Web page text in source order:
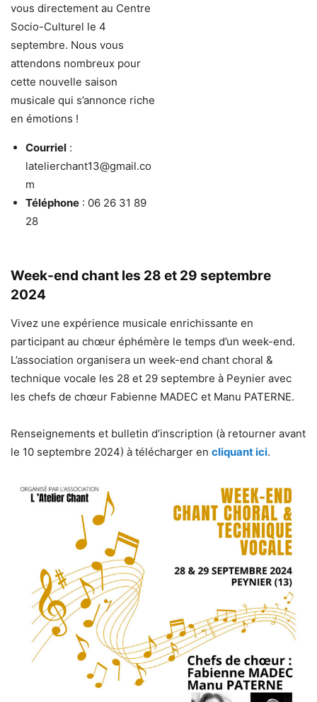
vous directement au Centre
Socio-Culturel le 4
septembre. Nous vous
attendons nombreux pour
cette nouvelle saison
musicale qui s’annonce riche
en émotions !
Courriel :
latelierchant13@gmail.co
m
Téléphone : 06 26 31 89
28
Week-end chant les 28 et 29 septembre
2024
Vivez une expérience musicale enrichissante en
participant au chœur éphémère le temps d’un week-end.
L’association organisera un week-end chant choral &
technique vocale les 28 et 29 septembre à Peynier avec
les chefs de chœur Fabienne MADEC et Manu PATERNE.
Renseignements et bulletin d’inscription (à retourner avant
le 10 septembre 2024) à télécharger en cliquant ici.